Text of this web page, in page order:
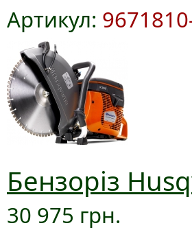
Артикул:
Бензоріз
30 975 грн.